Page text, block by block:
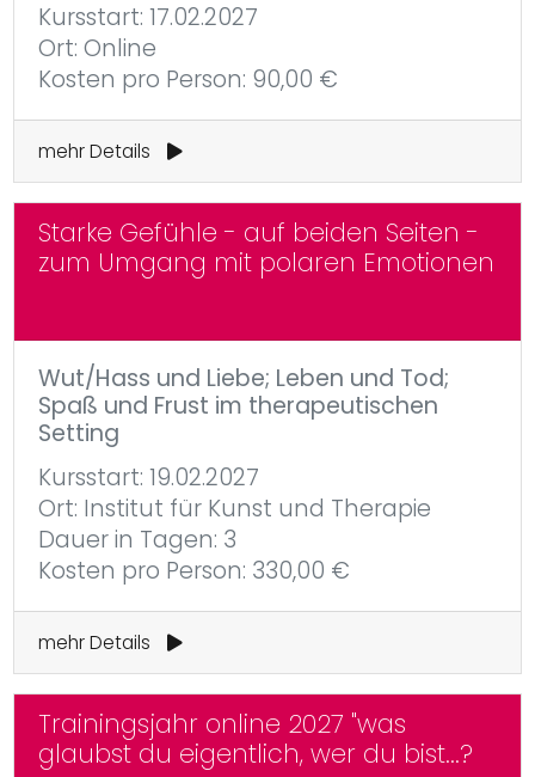
Kursstart: 17.02.2027
Ort: Online
Kosten pro Person: 90,00 €
mehr Details
Starke Gefühle - auf beiden Seiten -
zum Umgang mit polaren Emotionen
Wut/Hass und Liebe; Leben und Tod;
Spaß und Frust im therapeutischen
Setting
Kursstart: 19.02.2027
Ort: Institut für Kunst und Therapie
Dauer in Tagen: 3
Kosten pro Person: 330,00 €
mehr Details
Trainingsjahr online 2027 "was
glaubst du eigentlich, wer du bist...?